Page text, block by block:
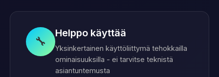
🔧
Helppo käyttää
Yksinkertainen käyttöliittymä tehokkailla
ominaisuuksilla - ei tarvitse teknistä
asiantuntemusta